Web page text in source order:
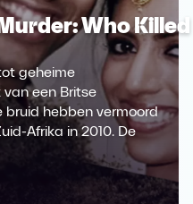
Download
Download
Download
Who Killed
geheime
een Britse
bruid hebben vermoord
Afrika in 2010. De